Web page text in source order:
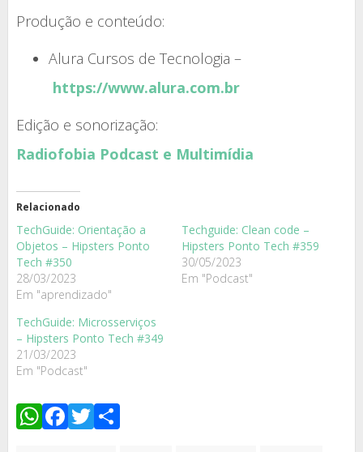
Produção e conteúdo:
Alura Cursos de Tecnologia –
https://www.alura.com.br
Edição e sonorização:
Radiofobia Podcast e Multimídia
Relacionado
TechGuide: Orientação a
Objetos – Hipsters Ponto
Tech #350
28/03/2023
Em "aprendizado"
Techguide: Clean code –
Hipsters Ponto Tech #359
30/05/2023
Em "Podcast"
TechGuide: Microsserviços
– Hipsters Ponto Tech #349
21/03/2023
Em "Podcast"
WhatsApp
Facebook
Twitter